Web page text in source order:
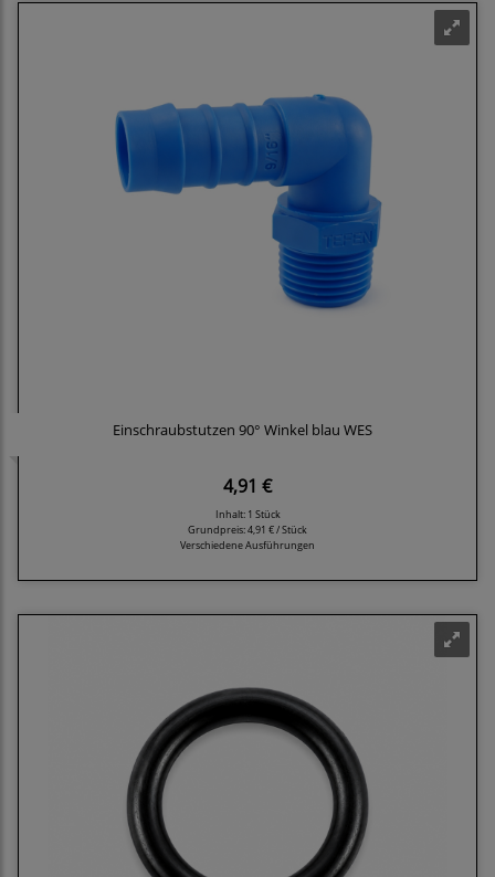
Einschraubstutzen 90° Winkel blau WES
4,91 €
Inhalt: 1 Stück
Grundpreis:4,91 € / Stück
Verschiedene Ausführungen